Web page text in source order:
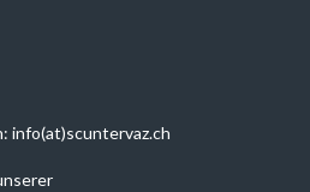
info(at)scuntervaz.ch